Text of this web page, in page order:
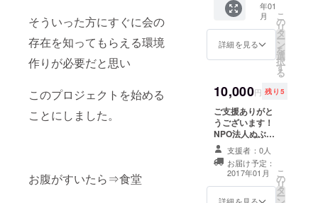
そういった方にすぐに会の
存在を知ってもらえる環境
作りが必要だと思い
このプロジェクトを始める
ことにしました。
お腹がすいたら⇒食堂
りして
いま
す。
就労継
続支援A
型事業
所 夢
咲来
（ゆめ
ら）さ
ん手作
りのう
ちわと
サー
ンダ
ギーラ
スクの
セット
です！
年01
月
詳細を見る
こ
の
リ
タ
ー
ン
を
選
択
す
る
10,000円 残り5
ご支援ありがと
うございます！
NPO法人ぬぶい
てぃーだの協同
作業所にて作ら
れたティッシュ
カバーと 福祉
サービス事業所
支援者：0人
お届け予定：
2017年01月
こ
の
リ
タ
ー